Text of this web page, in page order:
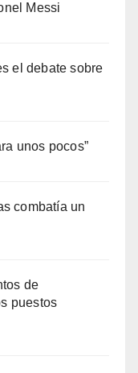
Messi
el debate sobre
unos pocos”
combatía un
de
puestos